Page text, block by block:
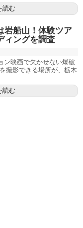
読む
岩船山！体験ツア
ィングを調査
ン映画で欠かせない爆破
撮影できる場所が、栃木
読む